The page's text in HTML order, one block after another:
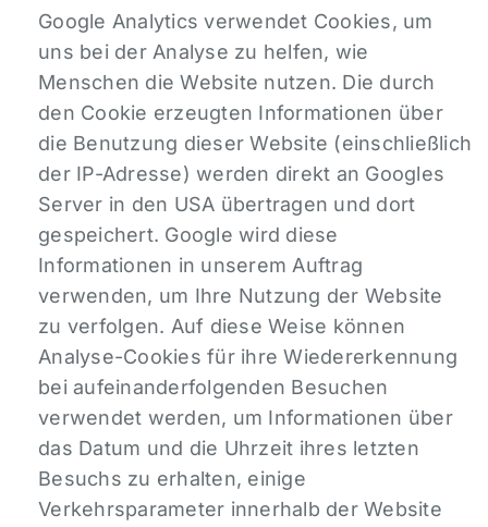
Google Analytics verwendet Cookies, um
uns bei der Analyse zu helfen, wie
Menschen die Website nutzen. Die durch
den Cookie erzeugten Informationen über
die Benutzung dieser Website (einschließlich
der IP-Adresse) werden direkt an Googles
Server in den USA übertragen und dort
gespeichert. Google wird diese
Informationen in unserem Auftrag
verwenden, um Ihre Nutzung der Website
zu verfolgen. Auf diese Weise können
Analyse-Cookies für ihre Wiedererkennung
bei aufeinanderfolgenden Besuchen
verwendet werden, um Informationen über
das Datum und die Uhrzeit ihres letzten
Besuchs zu erhalten, einige
Verkehrsparameter innerhalb der Website